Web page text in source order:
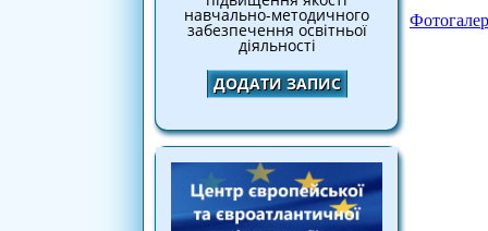
навчально-методичного
забезпечення освітньої
діяльності
ДОДАТИ ЗАПИС